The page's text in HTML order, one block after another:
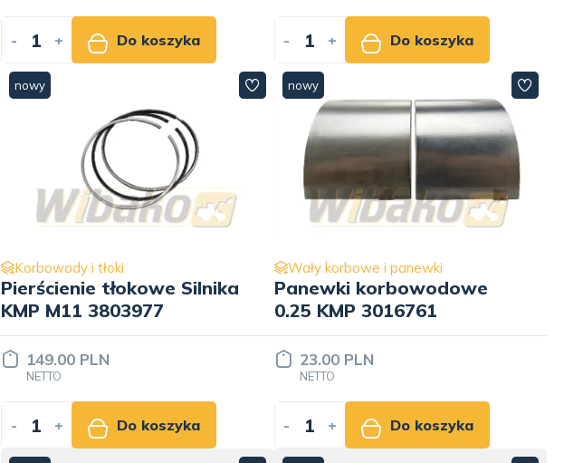
- + Do koszyka - + Do koszyka
nowy
Korbowody i tłoki
Pierścienie tłokowe Silnika
KMP M11 3803977
149.00 PLN
NETTO
- + Do koszyka
nowy
Wały korbowe i panewki
Panewki korbowodowe
0.25 KMP 3016761
23.00 PLN
NETTO
- + Do koszyka